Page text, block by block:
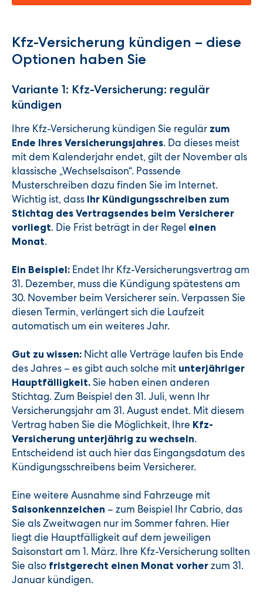
Kfz-Versicherung kündigen – diese
Optionen haben Sie
Variante 1: Kfz-Versicherung: regulär
kündigen
Ihre Kfz-Versicherung kündigen Sie regulär zum
Ende Ihres Versicherungsjahres. Da dieses meist
mit dem Kalenderjahr endet, gilt der November als
klassische „Wechselsaison“. Passende
Musterschreiben dazu finden Sie im Internet.
Wichtig ist, dass Ihr Kündigungsschreiben zum
Stichtag des Vertragsendes beim Versicherer
vorliegt. Die Frist beträgt in der Regel einen
Monat.
Ein Beispiel: Endet Ihr Kfz-Versicherungsvertrag am
31. Dezember, muss die Kündigung spätestens am
30. November beim Versicherer sein. Verpassen Sie
diesen Termin, verlängert sich die Laufzeit
automatisch um ein weiteres Jahr.
Gut zu wissen: Nicht alle Verträge laufen bis Ende
des Jahres – es gibt auch solche mit unterjähriger
Hauptfälligkeit. Sie haben einen anderen
Stichtag. Zum Beispiel den 31. Juli, wenn Ihr
Versicherungsjahr am 31. August endet. Mit diesem
Vertrag haben Sie die Möglichkeit, Ihre Kfz-
Versicherung unterjährig zu wechseln.
Entscheidend ist auch hier das Eingangsdatum des
Kündigungsschreibens beim Versicherer.
Eine weitere Ausnahme sind Fahrzeuge mit
Saisonkennzeichen – zum Beispiel Ihr Cabrio, das
Sie als Zweitwagen nur im Sommer fahren. Hier
liegt die Hauptfälligkeit auf dem jeweiligen
Saisonstart am 1. März. Ihre Kfz-Versicherung sollten
Sie also fristgerecht einen Monat vorher zum 31.
Januar kündigen.